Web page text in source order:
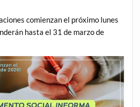
comienzan el próximo lunes
hasta el 31 de marzo de